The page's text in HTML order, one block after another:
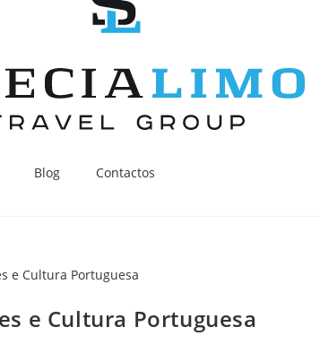
Blog Contactos
e Cultura Portuguesa